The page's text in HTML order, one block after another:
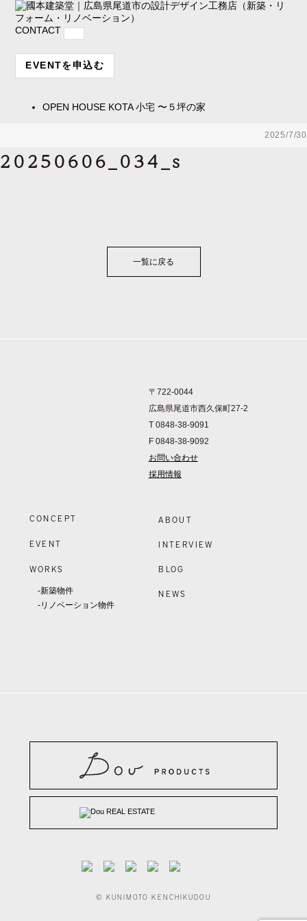
CONTACT
EVENTを申込む
OPEN HOUSE KOTA 小宅 〜５坪の家
2025/7/30
20250606_034_s
一覧に戻る
〒722-0044
広島県尾道市西久保町27-2
T 0848-38-9091
F 0848-38-9092
お問い合わせ
採用情報
CONCEPT
EVENT
WORKS
-新築物件
-リノベーション物件
ABOUT
INTERVIEW
BLOG
NEWS
© KUNIMOTO KENCHIKUDOU